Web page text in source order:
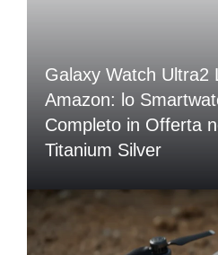
Galaxy Watch Ultra2
Amazon: lo
Completo in Offerta
Titanium Silver